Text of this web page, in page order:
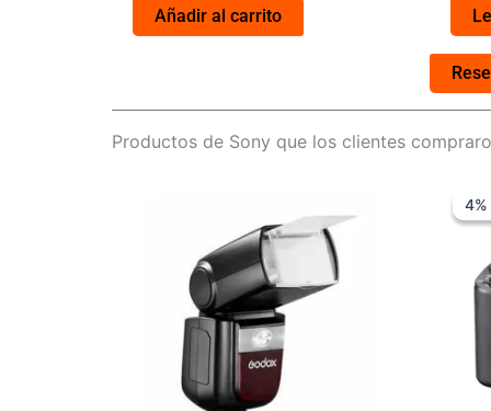
Añadir al carrito
Productos de Sony que los clientes